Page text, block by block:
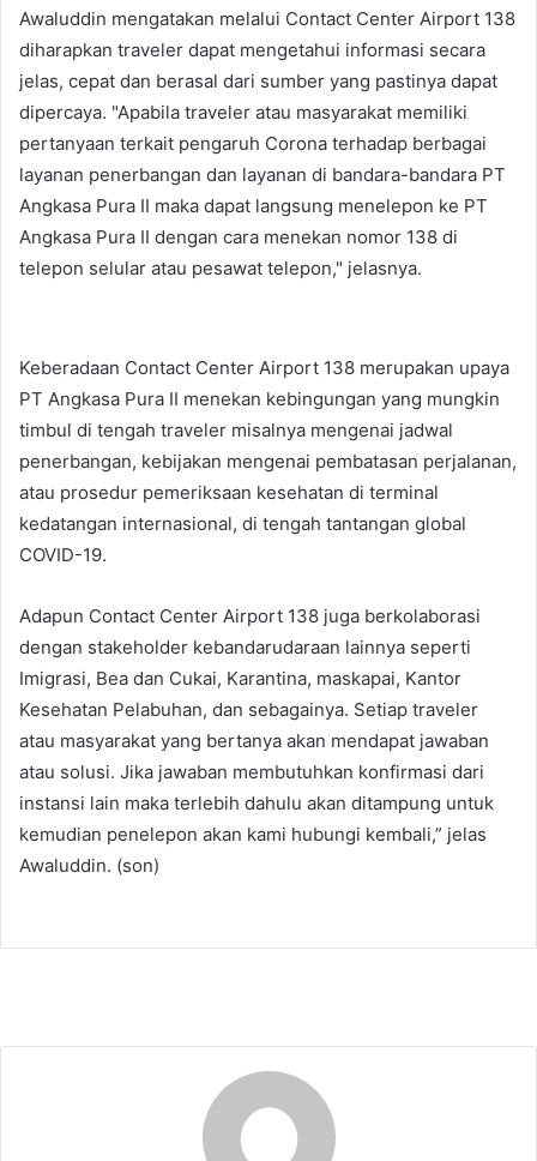
Awaluddin mengatakan melalui Contact Center Airport 138
diharapkan traveler dapat mengetahui informasi secara
jelas, cepat dan berasal dari sumber yang pastinya dapat
dipercaya. "Apabila traveler atau masyarakat memiliki
pertanyaan terkait pengaruh Corona terhadap berbagai
layanan penerbangan dan layanan di bandara-bandara PT
Angkasa Pura II maka dapat langsung menelepon ke PT
Angkasa Pura II dengan cara menekan nomor 138 di
telepon selular atau pesawat telepon," jelasnya.
Keberadaan Contact Center Airport 138 merupakan upaya
PT Angkasa Pura II menekan kebingungan yang mungkin
timbul di tengah traveler misalnya mengenai jadwal
penerbangan, kebijakan mengenai pembatasan perjalanan,
atau prosedur pemeriksaan kesehatan di terminal
kedatangan internasional, di tengah tantangan global
COVID-19.
Adapun Contact Center Airport 138 juga berkolaborasi
dengan stakeholder kebandarudaraan lainnya seperti
Imigrasi, Bea dan Cukai, Karantina, maskapai, Kantor
Kesehatan Pelabuhan, dan sebagainya. Setiap traveler
atau masyarakat yang bertanya akan mendapat jawaban
atau solusi. Jika jawaban membutuhkan konfirmasi dari
instansi lain maka terlebih dahulu akan ditampung untuk
kemudian penelepon akan kami hubungi kembali,” jelas
Awaluddin. (son)